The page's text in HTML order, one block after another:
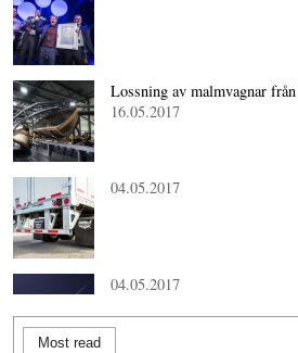
Lossning av malmvagnar
16.05.2017
04.05.2017
04.05.2017
Most read